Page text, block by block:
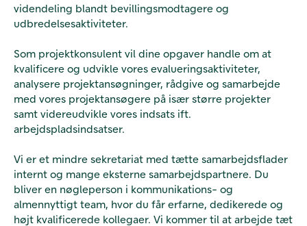
videndeling blandt bevillingsmodtagere og
udbredelsesaktiviteter.
Som projektkonsulent vil dine opgaver handle om at
kvalificere og udvikle vores evalueringsaktiviteter,
analysere projektansøgninger, rådgive og samarbejde
med vores projektansøgere på især større projekter
samt videreudvikle vores indsats ift.
arbejdspladsindsatser.
Vi er et mindre sekretariat med tætte samarbejdsflader
internt og mange eksterne samarbejdspartnere. Du
bliver en nøgleperson i kommunikations- og
almennyttigt team, hvor du får erfarne, dedikerede og
højt kvalificerede kollegaer. Vi kommer til at arbejde tæt